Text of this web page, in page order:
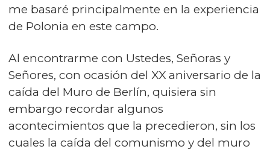
me basaré principalmente en la experiencia
de Polonia en este campo.
Al encontrarme con Ustedes, Señoras y
Señores, con ocasión del XX aniversario de la
caída del Muro de Berlín, quisiera sin
embargo recordar algunos
acontecimientos que la precedieron, sin los
cuales la caída del comunismo y del muro